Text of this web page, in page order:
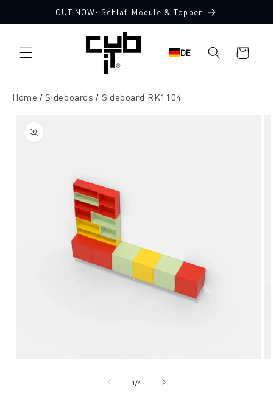
Inhalt
OUT NOW: Schlaf-Module & Topper
DE Warenkorb
Home Sideboards Sideboard RK1104
1/von
4